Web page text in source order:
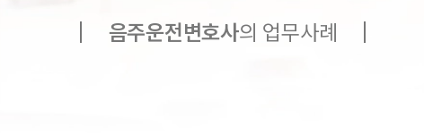
음주운전변호사의 업무사례